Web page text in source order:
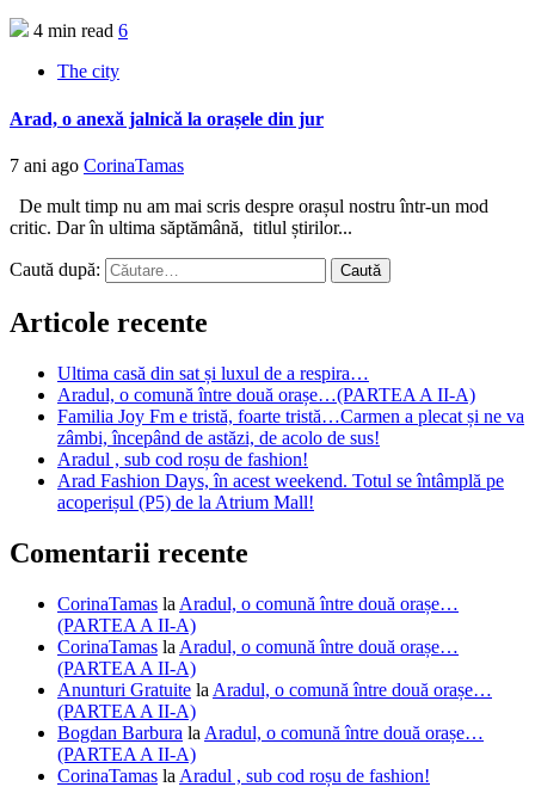
4 min read 6
The city
Arad, o anexă jalnică la orașele din jur
7 ani ago CorinaTamas
De mult timp nu am mai scris despre orașul nostru într-un mod
critic. Dar în ultima săptămână, titlul știrilor...
Caută după:
Articole recente
Ultima casă din sat și luxul de a respira…
Aradul, o comună între două orașe…(PARTEA A II-A)
Familia Joy Fm e tristă, foarte tristă…Carmen a plecat și ne va
zâmbi, începând de astăzi, de acolo de sus!
Aradul , sub cod roșu de fashion!
Arad Fashion Days, în acest weekend. Totul se întâmplă pe
acoperișul (P5) de la Atrium Mall!
Comentarii recente
CorinaTamas la Aradul, o comună între două orașe…
(PARTEA A II-A)
CorinaTamas la Aradul, o comună între două orașe…
(PARTEA A II-A)
Anunturi Gratuite la Aradul, o comună între două orașe…
(PARTEA A II-A)
Bogdan Barbura la Aradul, o comună între două orașe…
(PARTEA A II-A)
CorinaTamas la Aradul , sub cod roșu de fashion!